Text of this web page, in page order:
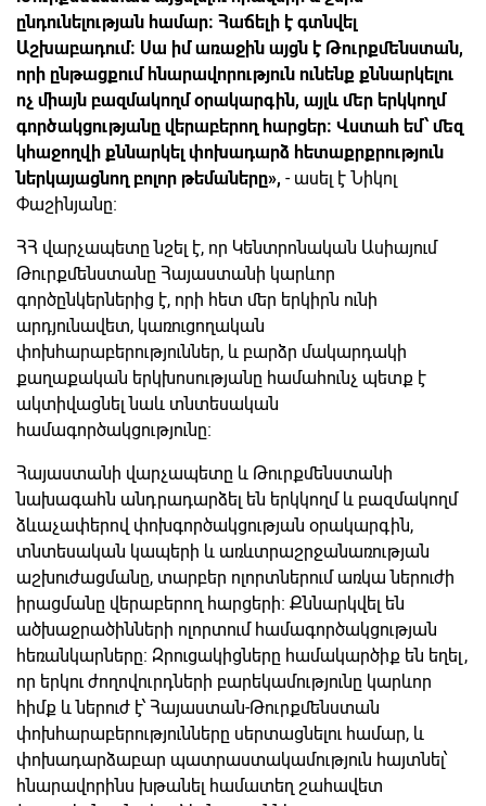
ընդունելության համար։ Հաճելի է գտնվել
Աշխաբադում։ Սա իմ առաջին այցն է Թուրքմենստան,
որի ընթացքում հնարավորություն ունենք քննարկելու
ոչ միայն բազմակողմ օրակարգին, այլև մեր երկկողմ
գործակցությանը վերաբերող հարցեր։ Վստահ եմ՝ մեզ
կհաջողվի քննարկել փոխադարձ հետաքրքրություն
ներկայացնող բոլոր թեմաները», - ասել է Նիկոլ
Փաշինյանը։
ՀՀ վարչապետը նշել է, որ Կենտրոնական Ասիայում
Թուրքմենստանը Հայաստանի կարևոր
գործընկերներից է, որի հետ մեր երկիրն ունի
արդյունավետ, կառուցողական
փոխհարաբերություններ, և բարձր մակարդակի
քաղաքական երկխոսությանը համահունչ պետք է
ակտիվացնել նաև տնտեսական
համագործակցությունը։
Հայաստանի վարչապետը և Թուրքմենստանի
նախագահն անդրադարձել են երկկողմ և բազմակողմ
ձևաչափերով փոխգործակցության օրակարգին,
տնտեսական կապերի և առևտրաշրջանառության
աշխուժացմանը, տարբեր ոլորտներում առկա ներուժի
իրացմանը վերաբերող հարցերի։ Քննարկվել են
ածխաջրածինների ոլորտում համագործակցության
հեռանկարները։ Զրուցակիցները համակարծիք են եղել,
որ երկու ժողովուրդների բարեկամությունը կարևոր
հիմք և ներուժ է՝ Հայաստան-Թուրքմենստան
փոխհարաբերությունները սերտացնելու համար, և
փոխադարձաբար պատրաստակամություն հայտնել՝
հնարավորինս խթանել համատեղ շահավետ